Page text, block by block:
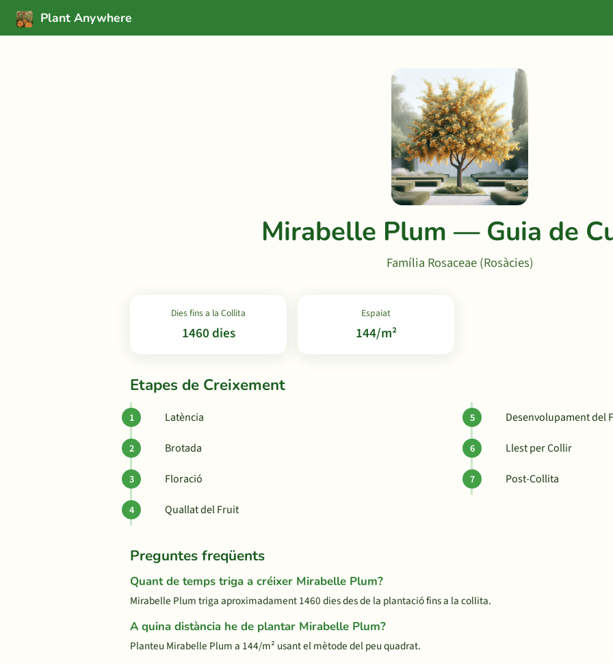
Plant Anywhere
Mirabelle Plum — Guia de
Família Rosaceae (Rosàcies)
Dies fins a la Collita
1460 dies
Espaiat
144/m²
Etapes de Creixement
Latència
Brotada
Floració
Quallat del Fruit
Desenvolupament del
Llest per Collir
Post-Collita
Preguntes freqüents
Quant de temps triga a créixer Mirabelle Plum?
Mirabelle Plum triga aproximadament 1460 dies des de la plantació fins a la collita.
A quina distància he de plantar Mirabelle Plum?
Planteu Mirabelle Plum a 144/m² usant el mètode del peu quadrat.